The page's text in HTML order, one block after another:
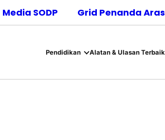
Media SODP Grid Penanda Aras
Pendidikan Alatan & Ulasan Terbaik